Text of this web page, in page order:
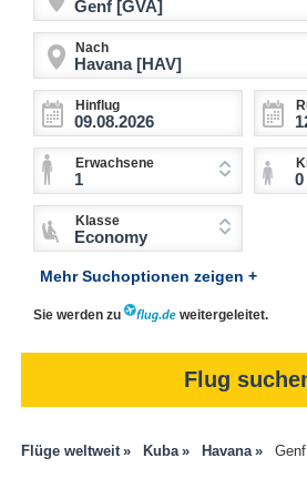
Nach
Hinflug
Erwachsene
1 0
Klasse
Economy
Mehr Suchoptionen zeigen +
Sie werden zu weitergeleitet.
Flug
Flüge weltweit Kuba Havana